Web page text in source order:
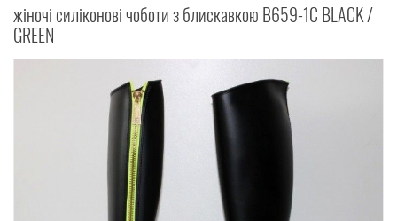
жіночі силіконові чоботи з блискавкою B659-1C BLACK /
GREEN